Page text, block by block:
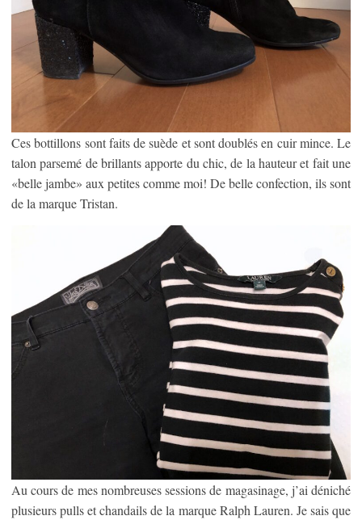
Ces bottillons sont faits de suède et sont doublés en cuir mince. Le
talon parsemé de brillants apporte du chic, de la hauteur et fait une
«belle jambe» aux petites comme moi! De belle confection, ils sont
de la marque Tristan.
Au cours de mes nombreuses sessions de magasinage, j’ai déniché
plusieurs pulls et chandails de la marque Ralph Lauren. Je sais que